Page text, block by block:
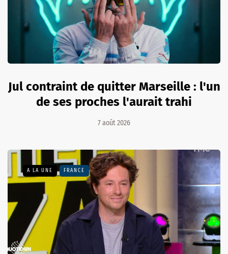
Jul contraint de quitter Marseille : l'un
de ses proches l'aurait trahi
7 août 2026
A LA UNE FRANCE